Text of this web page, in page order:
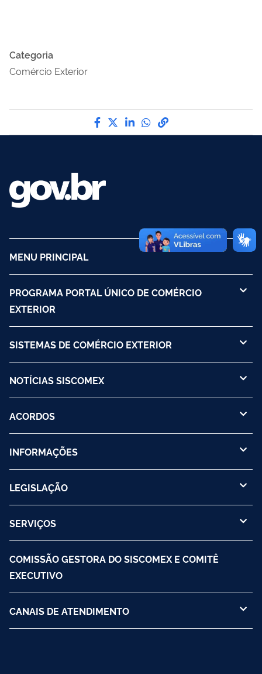
Categoria
Comércio Exterior
Compartilhe por Facebook
Compartilhe por Twitter
Compartilhe por
Compartilhe por
link para Copiar
MENU PRINCIPAL
PROGRAMA PORTAL ÚNICO DE COMÉRCIO
EXTERIOR
SISTEMAS DE COMÉRCIO EXTERIOR
NOTÍCIAS SISCOMEX
ACORDOS
INFORMAÇÕES
LEGISLAÇÃO
SERVIÇOS
COMISSÃO GESTORA DO SISCOMEX E COMITÊ
EXECUTIVO
CANAIS DE ATENDIMENTO